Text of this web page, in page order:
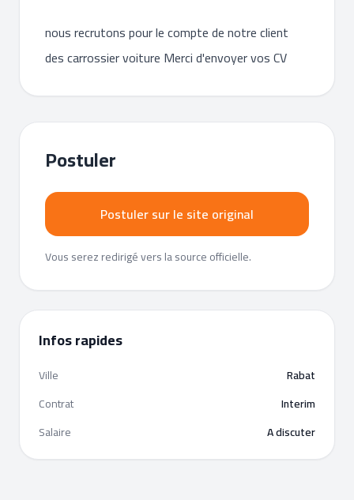
nous recrutons pour le compte de notre client
des carrossier voiture Merci d'envoyer vos CV
Postuler
Postuler sur le site original
Vous serez redirigé vers la source officielle.
Infos rapides
Ville
Rabat
Contrat
Interim
Salaire
A discuter